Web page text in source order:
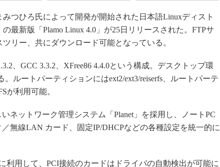
つひろ氏によって開発が開始された日本語Linuxディスト
最新版「Plamo Linux 4.0」が25日リリースされた。FTPサ
リー、共にダウンロード可能となっている。
、GCC 3.3.2、XFree86 4.4.0という構成。デスクトップ環
ルートパーティションにはext2/ext3/reiserfs、ルートパーテ
が利用可能。
ットワーク管理システム「Planet」を採用し、ノートPC
無線LAN カード、固定IP/DHCPなどの各種設定を統一的に
利用して、PCI接続のカードはドライバの自動検出が可能に